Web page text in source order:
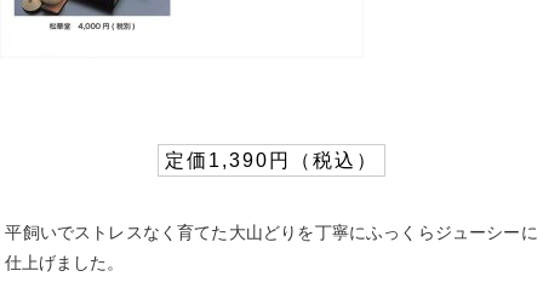
定価1,390円（税込）
平飼いでストレスなく育てた大山どりを丁寧にふっくらジューシーに
仕上げました。